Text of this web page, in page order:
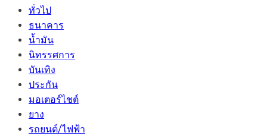
ทั่วไป
ธนาคาร
น้ำมัน
นิทรรศการ
บันเทิง
ประกัน
มอเตอร์ไชต์
ยาง
รถยนต์/ไฟฟ้า